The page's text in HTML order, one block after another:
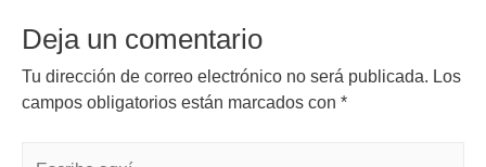
Deja un comentario
Tu dirección de correo electrónico no será publicada. Los
campos obligatorios están marcados con *